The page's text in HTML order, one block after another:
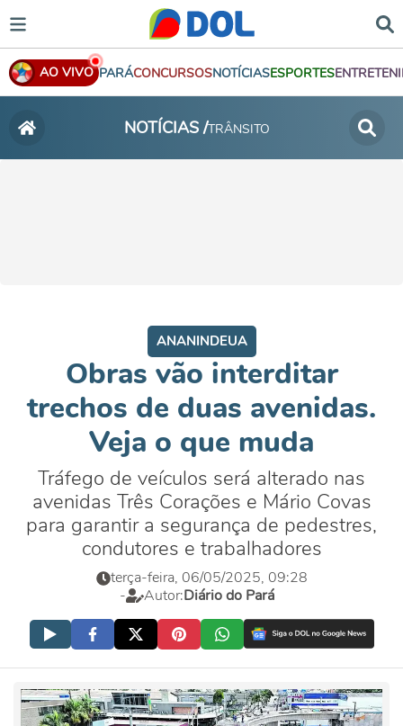
AO VIVO PARÁCONCURSOSNOTÍCIASESPORTES
NOTÍCIAS /TRÂNSITO
ANANINDEUA
Obras vão interditar
trechos de duas avenidas.
Veja o que muda
Tráfego de veículos será alterado nas
avenidas Três Corações e Mário Covas
para garantir a segurança de pedestres,
condutores e trabalhadores
terça-feira, 06/05/2025, 09:28
-
Autor:Diário do Pará